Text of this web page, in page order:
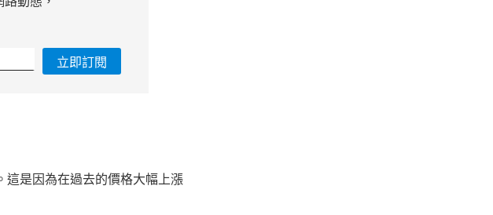
立即訂閱
這是因為在過去的價格大幅上漲